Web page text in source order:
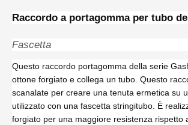
Raccordo a portagomma per tubo
Fascetta
Questo raccordo portagomma della serie
ottone forgiato e collega un tubo. Questo
scanalate per creare una tenuta ermetica su
utilizzato con una fascetta stringitubo. È
forgiato per una maggiore resistenza rispetto